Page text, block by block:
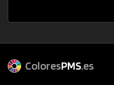
ColoresPMS.es